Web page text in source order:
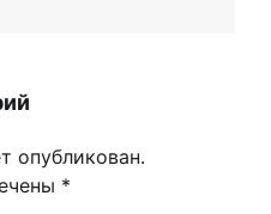
опубликован.
*